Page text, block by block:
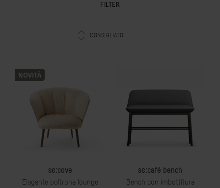
FILTER
CONSIGLIATO
NOVITÀ
se:cove
Elegante poltrona lounge
se:café bench
Bench con imbottitura